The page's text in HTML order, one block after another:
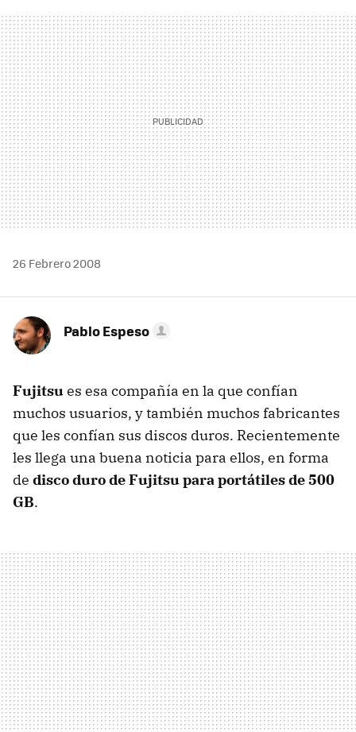
MAIL
26 Febrero 2008
Pablo Espeso
Fujitsues esa compañía en la que confían
muchos usuarios, y también muchos fabricantes
que les confían sus discos duros. Recientemente
les llega una buena noticia para ellos, en forma
de disco duro de Fujitsu para portátiles de 500
GB.